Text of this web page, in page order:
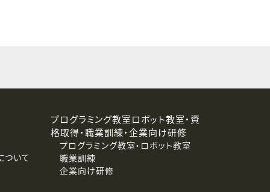
および第三者への提供停止）
ついて
プログラミング教室ロボット教室・資
格取得・職業訓練・企業向け研修
プログラミング教室・ロボット教室
職業訓練
企業向け研修